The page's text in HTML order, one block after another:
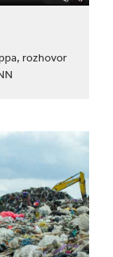
rozhovor